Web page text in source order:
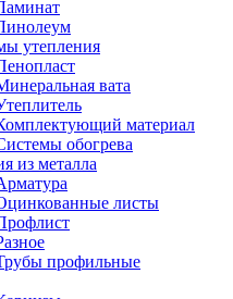
утепления
вата
материал
обогрева
из металла
листы
профильные